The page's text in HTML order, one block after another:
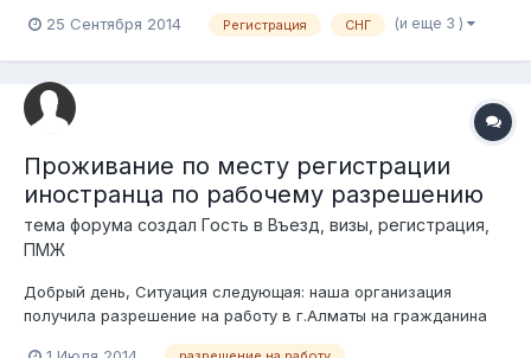
(продление) – от 2 300р. • Оформление приглашений – от 1
Регистрация юридического...
25 Сентября 2014 Регистрация СНГ (и еще 3 )
Проживание по месту регистрации
иностранца по рабочему разрешению
тема форума создал Гость в Въезд, визы, регистрация,
ПМЖ
Добрый день, Ситуация следующая: наша организация
получила разрешение на работу в г.Алматы на гражданина